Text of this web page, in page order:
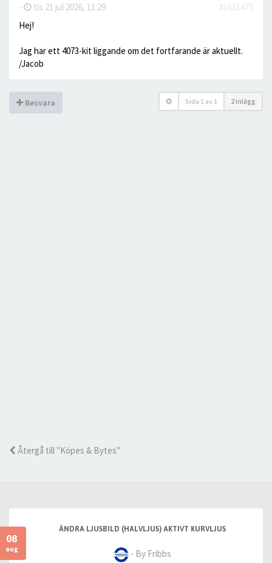
- tis 21 jul 2026, 11:29
#1631475
Hej!
Jag har ett 4073-kit liggande om det fortfarande är aktuellt.
/Jacob
Besvara Sida 1 av 1 2 inlägg
Återgå till "Köpes & Bytes"
08
aug
ÄNDRA LJUSBILD (HALVLJUS) AKTIVT KURVLJUS
- By Fribbs